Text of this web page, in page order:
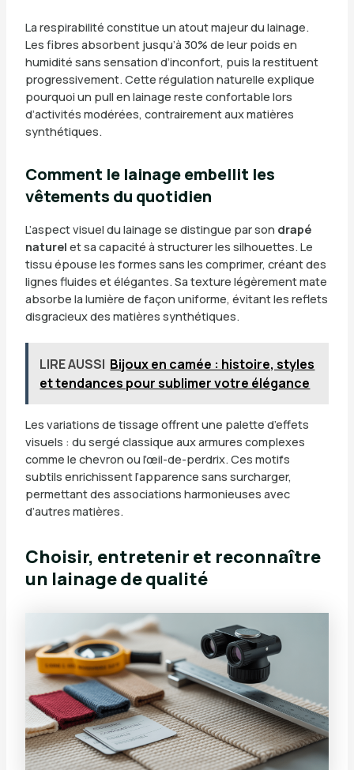
La respirabilité constitue un atout majeur du lainage.
Les fibres absorbent jusqu’à 30% de leur poids en
humidité sans sensation d’inconfort, puis la restituent
progressivement. Cette régulation naturelle explique
pourquoi un pull en lainage reste confortable lors
d’activités modérées, contrairement aux matières
synthétiques.
Comment le lainage embellit les
vêtements du quotidien
L’aspect visuel du lainage se distingue par son drapé
naturel et sa capacité à structurer les silhouettes. Le
tissu épouse les formes sans les comprimer, créant des
lignes fluides et élégantes. Sa texture légèrement mate
absorbe la lumière de façon uniforme, évitant les reflets
disgracieux des matières synthétiques.
LIRE AUSSI Bijoux en camée : histoire, styles
et tendances pour sublimer votre élégance
Les variations de tissage offrent une palette d’effets
visuels : du sergé classique aux armures complexes
comme le chevron ou l’œil-de-perdrix. Ces motifs
subtils enrichissent l’apparence sans surcharger,
permettant des associations harmonieuses avec
d’autres matières.
Choisir, entretenir et reconnaître
un lainage de qualité